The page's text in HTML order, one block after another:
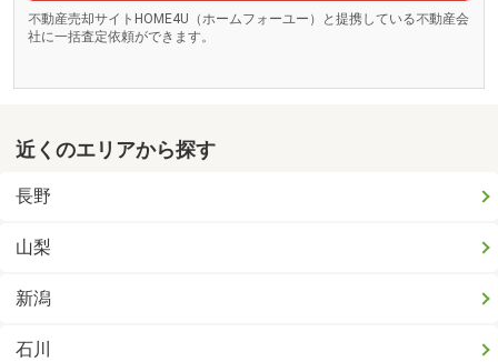
不動産売却サイトHOME4U（ホームフォーユー）と提携している不動産会
社に一括査定依頼ができます。
近くのエリアから探す
長野
山梨
新潟
石川